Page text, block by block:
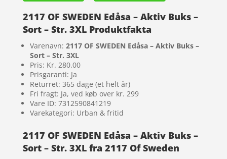
2117 OF SWEDEN Edåsa – Aktiv Buks –
Sort – Str. 3XL Produktfakta
Varenavn: 2117 OF SWEDEN Edåsa – Aktiv Buks –
Sort – Str. 3XL
Pris: Kr. 280.00
Prisgaranti: Ja
Returret: 365 dage (et helt år)
Fri fragt: Ja, ved køb over kr. 299
Vare ID: 7312590841219
Varekategori: Urban & fritid
2117 OF SWEDEN Edåsa – Aktiv Buks –
Sort – Str. 3XL fra 2117 Of Sweden